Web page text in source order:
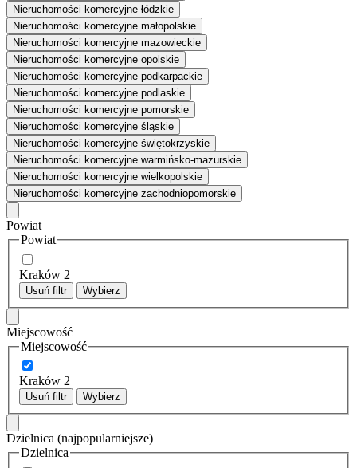
Nieruchomości komercyjne łódzkie
Nieruchomości komercyjne małopolskie
Nieruchomości komercyjne mazowieckie
Nieruchomości komercyjne opolskie
Nieruchomości komercyjne podkarpackie
Nieruchomości komercyjne podlaskie
Nieruchomości komercyjne pomorskie
Nieruchomości komercyjne śląskie
Nieruchomości komercyjne świętokrzyskie
Nieruchomości komercyjne warmińsko-mazurskie
Nieruchomości komercyjne wielkopolskie
Nieruchomości komercyjne zachodniopomorskie
Powiat
Powiat
Kraków 2
Usuń filtr Wybierz
Miejscowość
Miejscowość
Kraków 2
Usuń filtr Wybierz
Dzielnica (najpopularniejsze)
Dzielnica